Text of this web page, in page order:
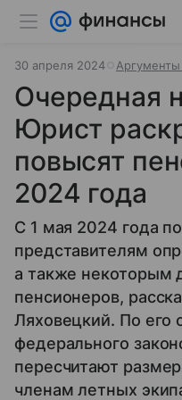
30 апреля 2024
Очередная
Юрист
повысят
2024 года
С 1 мая 2024 года
представителям
а также некоторым
пенсионеров,
Ляховецкий. По его
федерального
пересчитают
членам летных